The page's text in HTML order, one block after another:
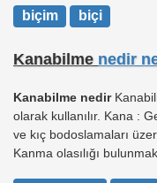
biçim biçi
Kanabilme nedir
Kanabilme nedir
olarak kullanılır. Kana :
ve kıç bodoslamaları
Kanma olasılığı